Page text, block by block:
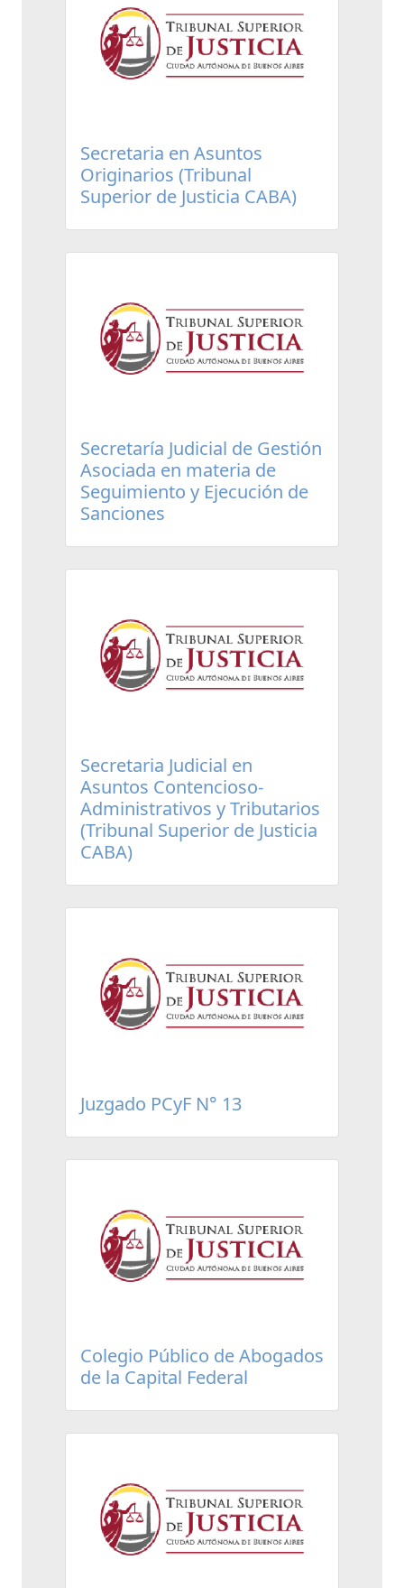
Secretaria en Asuntos
Originarios (Tribunal
Superior de Justicia CABA)
Secretaría Judicial de Gestión
Asociada en materia de
Seguimiento y Ejecución de
Sanciones
Secretaria Judicial en
Asuntos Contencioso-
Administrativos y Tributarios
(Tribunal Superior de Justicia
CABA)
Juzgado PCyF N° 13
Colegio Público de Abogados
de la Capital Federal